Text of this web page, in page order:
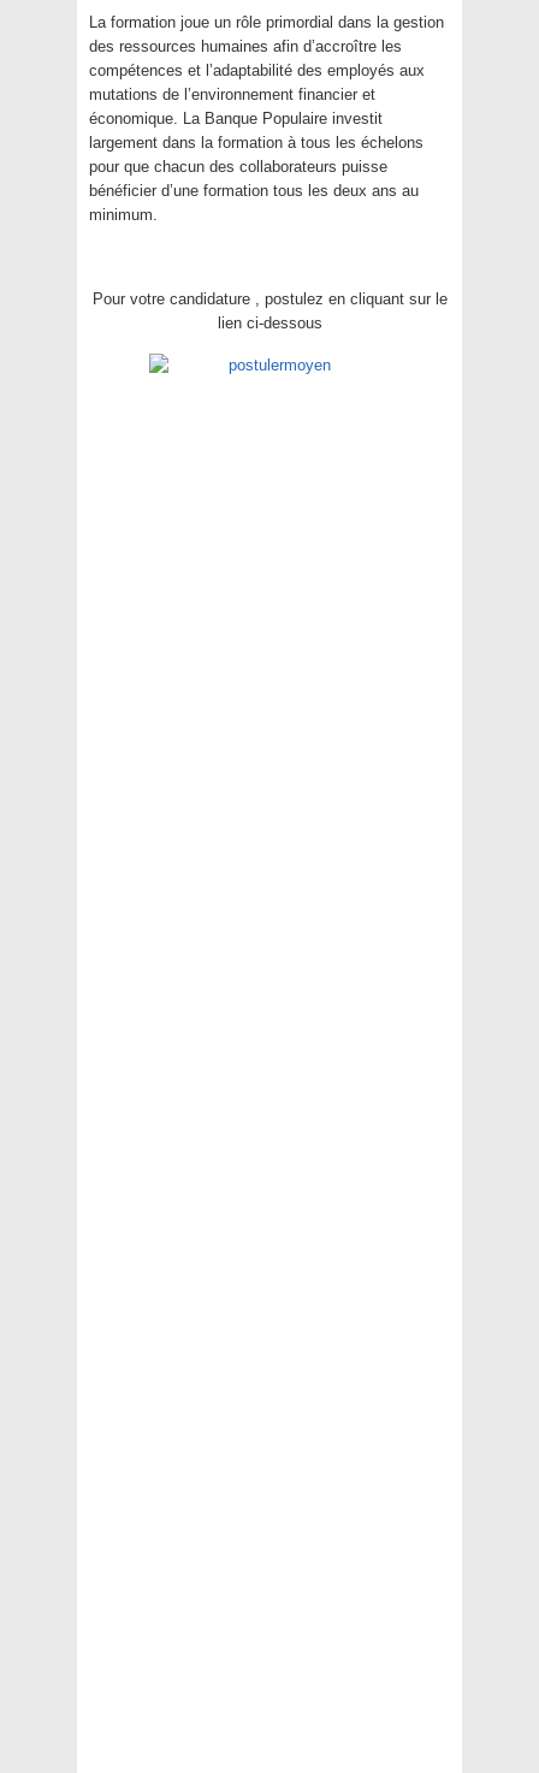
La formation joue un rôle primordial dans la gestion
des ressources humaines afin d’accroître les
compétences et l’adaptabilité des employés aux
mutations de l’environnement financier et
économique. La Banque Populaire investit
largement dans la formation à tous les échelons
pour que chacun des collaborateurs puisse
bénéficier d’une formation tous les deux ans au
minimum.
Pour votre candidature , postulez en cliquant sur le
lien ci-dessous